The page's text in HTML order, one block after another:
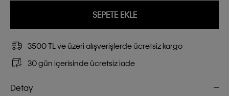
SEPETE EKLE
3500 TL ve üzeri alışverişlerde ücretsiz kargo
30 gün içerisinde ücretsiz iade
Detay